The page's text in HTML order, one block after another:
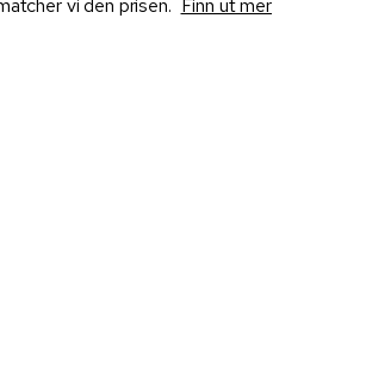
vi den prisen. Finn ut mer